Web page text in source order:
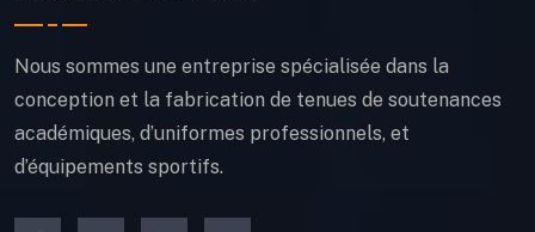
Nous sommes une entreprise spécialisée dans la
conception et la fabrication de tenues de soutenances
académiques, d’uniformes professionnels, et
d’équipements sportifs.